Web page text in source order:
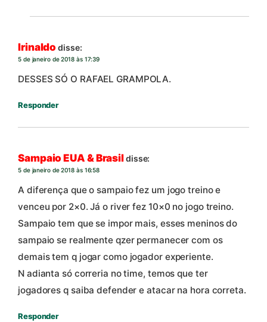
Irinaldo disse:
5 de janeiro de 2018 às 17:39
DESSES SÓ O RAFAEL GRAMPOLA.
Responder
Sampaio EUA & Brasildisse:
5 de janeiro de 2018 às 16:58
A diferença que o sampaio fez um jogo treino e
venceu por 2×0. Já o river fez 10×0 no jogo treino.
Sampaio tem que se impor mais, esses meninos do
sampaio se realmente qzer permanecer com os
demais tem q jogar como jogador experiente.
N adianta só correria no time, temos que ter
jogadores q saiba defender e atacar na hora correta.
Responder